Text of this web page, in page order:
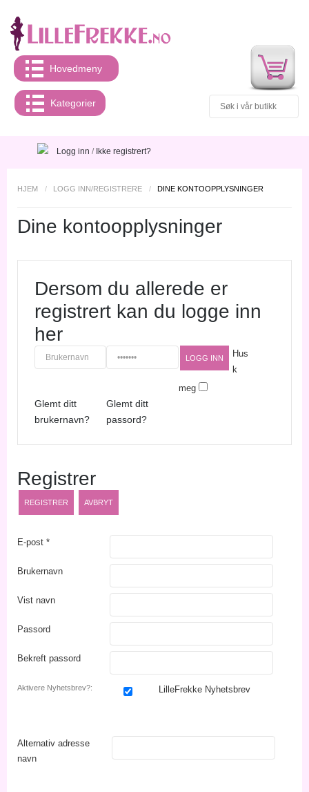
Hovedmeny
Kategorier
Logg inn / Ikke registrert?
HJEM / LOGG INN/REGISTRERE / DINE KONTOOPPLYSNINGER
Dine kontoopplysninger
Dersom du allerede er
registrert kan du logge inn
her
Hus
k
meg
Glemt ditt
brukernavn?
Glemt ditt
passord?
Registrer
REGISTRER AVBRYT
E-post *
Brukernavn
Vist navn
Passord
Bekreft passord
Aktivere Nyhetsbrev?: LilleFrekke Nyhetsbrev
Alternativ adresse
navn